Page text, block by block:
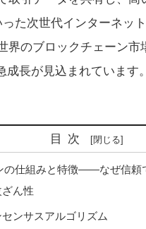
た次世代インターネッ
のブロックチェーン市
成長が見込まれています
目次
の仕組みと特徴――なぜ信頼
ん性
ンサスアルゴリズム